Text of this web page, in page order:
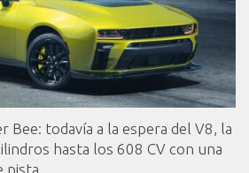
Bee: todavía a la espera del V8, la
hasta los 608 CV con una
pista